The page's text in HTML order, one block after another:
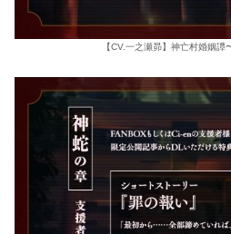
【CV.一之瀬昴】神亡村婚姻譚